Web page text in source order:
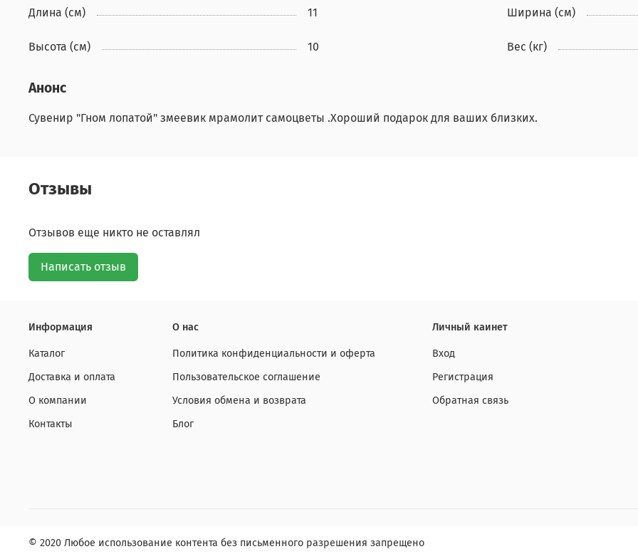
Длина (см) 11 Ширина (см)
Высота (см) 10 Вес (кг)
Анонс
Сувенир "Гном лопатой" змеевик мрамолит самоцветы .Хороший подарок для ваших близких.
Отзывы
Отзывов еще никто не оставлял
Написать отзыв
Информация
Каталог
Доставка и оплата
О компании
Контакты
О нас
Политика конфиденциальности и оферта
Пользовательское соглашение
Условия обмена и возврата
Блог
Личный каинет
Вход
Регистрация
Обратная связь
© 2020 Любое использование контента без письменного разрешения запрещено